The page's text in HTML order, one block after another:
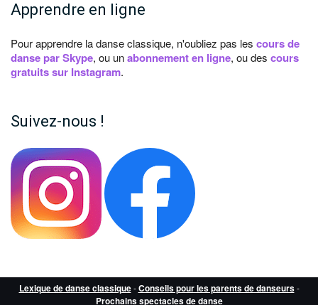
Apprendre en ligne
Pour apprendre la danse classique, n'oubliez pas les cours de
danse par Skype, ou unabonnement en ligne, ou des cours
gratuits sur Instagram.
Suivez-nous !
Lexique de danse classique-Conseils pour les parents de danseurs-
Prochains spectacles de danse